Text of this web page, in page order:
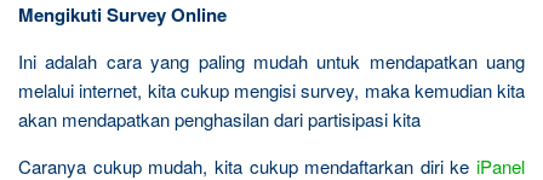
Mengikuti Survey Online
Ini adalah cara yang paling mudah untuk mendapatkan uang
melalui internet, kita cukup mengisi survey, maka kemudian kita
akan mendapatkan penghasilan dari partisipasi kita
Caranya cukup mudah, kita cukup mendaftarkan diri ke iPanel